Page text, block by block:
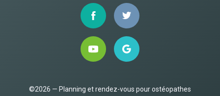
©2026 — Planning et rendez-vous pour ostéopathes